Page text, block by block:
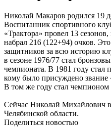
Николай Макаров родился 19
Воспитанник спортивного
«Трактора» провел 13
набрал 216 (122+94) очков.
защитников за всю историю
в сезоне 1976/77 стал
чемпионата. В 1981 году стал
кому было присуждено звание
В том же году стал
Сейчас Николай Михайлович
Челябинской области.
Поделиться новостью